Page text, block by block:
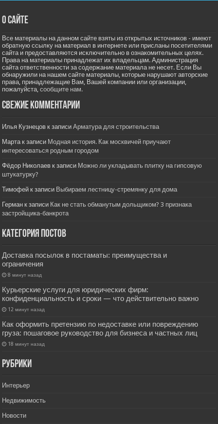
О сайте
Все материалы на данном сайте взяты из открытых источников - имеют
обратную ссылку на материал в интернете или присланы посетителями
сайта и предоставляются исключительно в ознакомительных целях.
Права на материалы принадлежат их владельцам. Администрация
сайта ответственности за содержание материала не несет. Если Вы
обнаружили на нашем сайте материалы, которые нарушают авторские
права, принадлежащие Вам, Вашей компании или организации,
пожалуйста,сообщите нам.
Свежие комментарии
Илья Кузнецов к записиАрматура для строительства
Мартак записи Модная история. Как москвичей приучают
интересоваться родным городом
Фёдор Николаев к записи Можно ли укладывать плитку на гипсовую
штукатурку?
Тимофей к записи Выбираем лестницу-стремянку для дома
Герман к записи Как не стать обманутым дольщиком? 3 признака
застройщика-банкрота
Категория постов
Доставка посылок в постаматы: преимущества и
ограничения
8 минут назад
Курьерские услуги для юридических фирм:
конфиденциальность и сроки — что действительно важно
12 минут назад
Как оформить претензию по недоставке или повреждению
груза: пошаговое руководство для бизнеса и частных лиц
18 минут назад
РУбрики
Интерьер
Недвижимость
Новости